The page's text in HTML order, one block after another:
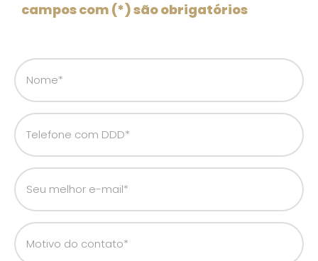
campos com (*) são obrigatórios